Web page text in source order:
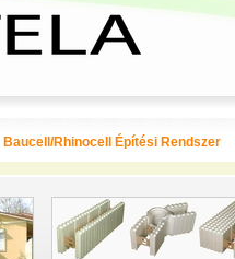
Baucell/Rhinocell Építési Rendszer